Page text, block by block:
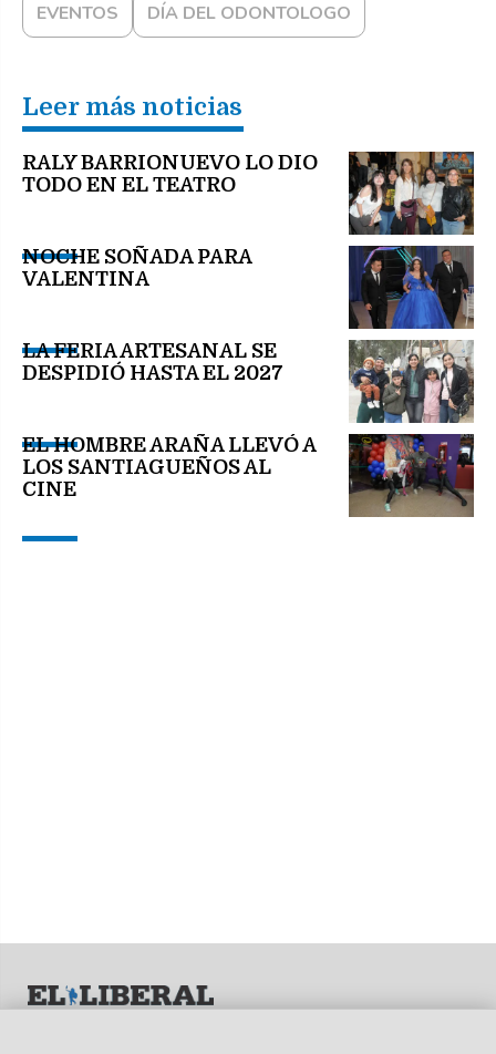
EVENTOS DÍA DEL ODONTOLOGO
Leer más noticias
RALY BARRIONUEVO LO DIO
TODO EN EL TEATRO
NOCHE SOÑADA PARA
VALENTINA
LA FERIA ARTESANAL SE
DESPIDIÓ HASTA EL 2027
EL HOMBRE ARAÑA LLEVÓ A
LOS SANTIAGUEÑOS AL
CINE
© EL LIBERAL S.A.